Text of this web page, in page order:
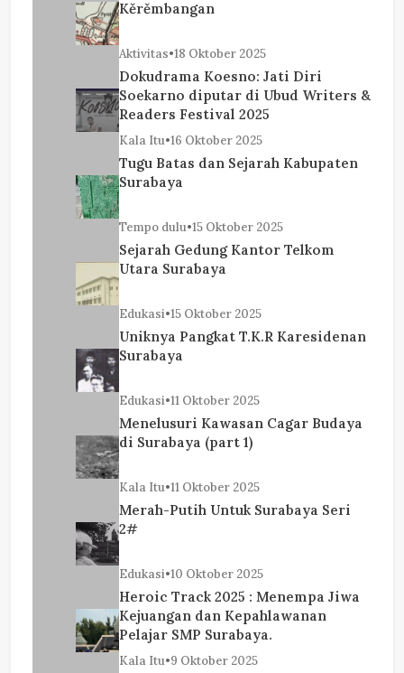
Kěrěmbangan
Aktivitas•18 Oktober 2025
Dokudrama Koesno: Jati Diri
Soekarno diputar di Ubud Writers &
Readers Festival 2025
Kala Itu•16 Oktober 2025
Tugu Batas dan Sejarah Kabupaten
Surabaya
Tempo dulu•15 Oktober 2025
Sejarah Gedung Kantor Telkom
Utara Surabaya
Edukasi•15 Oktober 2025
Uniknya Pangkat T.K.R Karesidenan
Surabaya
Edukasi•11 Oktober 2025
Menelusuri Kawasan Cagar Budaya
di Surabaya (part 1)
Kala Itu•11 Oktober 2025
Merah-Putih Untuk Surabaya Seri
2#
Edukasi•10 Oktober 2025
Heroic Track 2025 : Menempa Jiwa
Kejuangan dan Kepahlawanan
Pelajar SMP Surabaya.
Kala Itu•9 Oktober 2025